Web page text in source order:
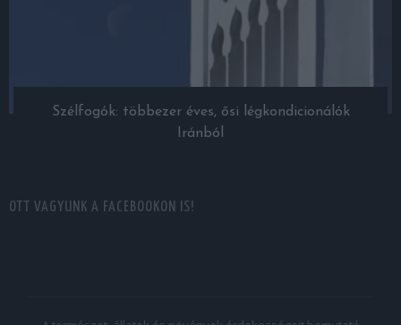
Szélfogók: többezer éves, ősi légkondicionálók
Iránból
OTT VAGYUNK A FACEBOOKON IS!